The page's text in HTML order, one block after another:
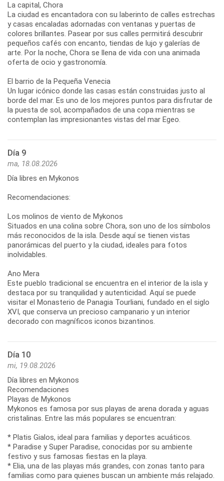
La capital, Chora
La ciudad es encantadora con su laberinto de calles estrechas
y casas encaladas adornadas con ventanas y puertas de
colores brillantes. Pasear por sus calles permitirá descubrir
pequeños cafés con encanto, tiendas de lujo y galerías de
arte. Por la noche, Chora se llena de vida con una animada
oferta de ocio y gastronomía.
El barrio de la Pequeña Venecia
Un lugar icónico donde las casas están construidas justo al
borde del mar. Es uno de los mejores puntos para disfrutar de
la puesta de sol, acompañados de una copa mientras se
Día 9
ma, 18.08.2026
Día libres en Mykonos
Recomendaciones:
Los molinos de viento de Mykonos
Situados en una colina sobre Chora, son uno de los símbolos
más reconocidos de la isla. Desde aquí se tienen vistas
panorámicas del puerto y la ciudad, ideales para fotos
inolvidables.
Ano Mera
Este pueblo tradicional se encuentra en el interior de la isla y
destaca por su tranquilidad y autenticidad. Aquí se puede
visitar el Monasterio de Panagia Tourliani, fundado en el siglo
XVI, que conserva un precioso campanario y un interior
decorado con magníficos iconos bizantinos.
Día 10
mi, 19.08.2026
Día libres en Mykonos
Recomendaciones
Playas de Mykonos
Mykonos es famosa por sus playas de arena dorada y aguas
cristalinas. Entre las más populares se encuentran:
* Platis Gialos, ideal para familias y deportes acuáticos.
* Paradise y Super Paradise, conocidas por su ambiente
festivo y sus famosas fiestas en la playa.
* Elia, una de las playas más grandes, con zonas tanto para
familias como para quienes buscan un ambiente más relajado.